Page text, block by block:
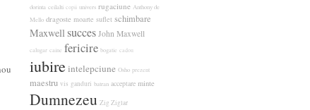
dorinta ceilalti copii univers rugaciune Anthony de
Mello dragoste moarte suflet schimbare
Maxwellsucces John Maxwell
calugar caine fericire bogatie cadou
iubireintelepciune Osho prezent
maestru vis ganduri batran acceptare minte
Dumnezeu Zig Ziglar